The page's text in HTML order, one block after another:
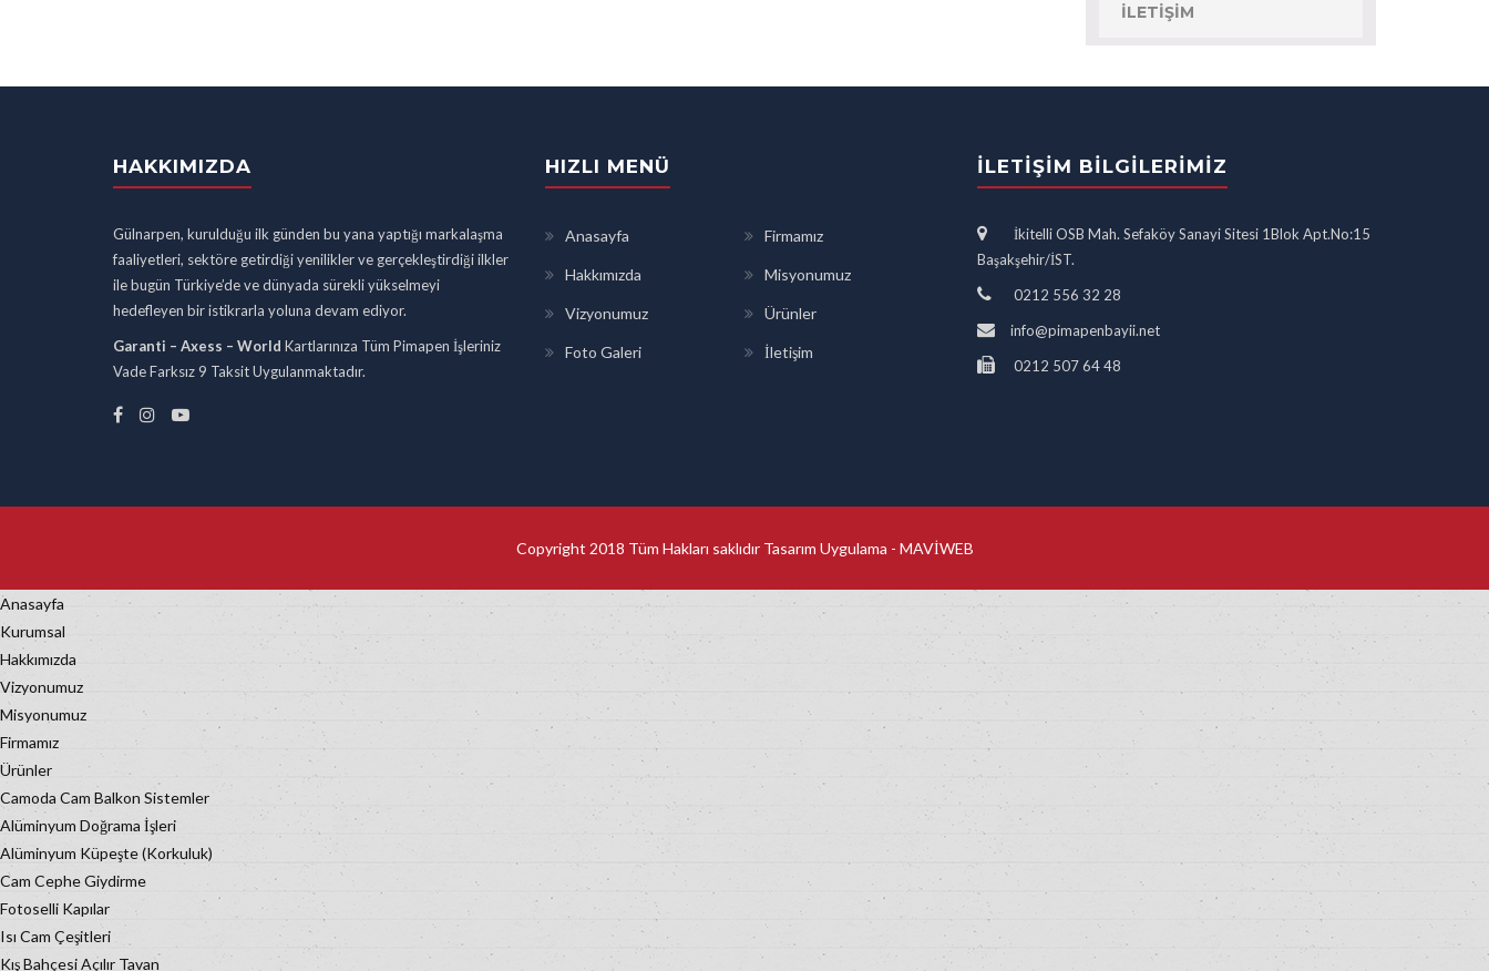
İLETIŞIM
HAKKIMIZDA
Gülnarpen, kurulduğu ilk günden bu yana yaptığı markalaşma
faaliyetleri, sektöre getirdiği yenilikler ve gerçekleştirdiği ilkler
ile bugün Türkiye’de ve dünyada sürekli yükselmeyi
hedefleyen bir istikrarla yoluna devam ediyor.
Garanti – Axess – World Kartlarınıza Tüm Pimapen İşleriniz
Vade Farksız 9 Taksit Uygulanmaktadır.
HIZLI MENÜ
Anasayfa Firmamız
Hakkımızda Misyonumuz
Vizyonumuz Ürünler
Foto Galeri İletişim
İLETIŞIM BILGILERIMIZ
İkitelli OSB Mah. Sefaköy Sanayi Sitesi 1Blok Apt.No:15
Başakşehir/İST.
0212 556 32 28
info@pimapenbayii.net
0212 507 64 48
Copyright 2018 Tüm Hakları saklıdır Tasarım Uygulama - MAVİWEB
Anasayfa
Kurumsal
Hakkımızda
Vizyonumuz
Misyonumuz
Firmamız
Ürünler
Camoda Cam Balkon Sistemler
Alüminyum Doğrama İşleri
Alüminyum Küpeşte (Korkuluk)
Cam Cephe Giydirme
Fotoselli Kapılar
Isı Cam Çeşitleri
Kış Bahçesi Açılır Tavan